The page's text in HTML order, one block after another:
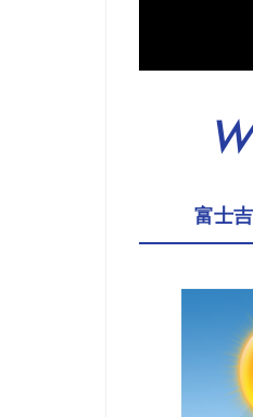
富士